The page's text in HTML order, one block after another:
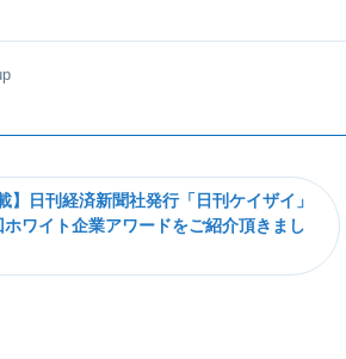
】日刊経済新聞社発行「日刊ケイザイ」
ホワイト企業アワードをご紹介頂きまし